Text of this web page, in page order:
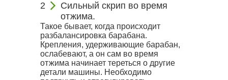
Сильный скрип во время
отжима.
Такое бывает, когда происходит
разбалансировка барабана.
Крепления, удерживающие барабан,
ослабевают, а он сам во время
отжима начинает тереться о другие
детали машины. Необходимо